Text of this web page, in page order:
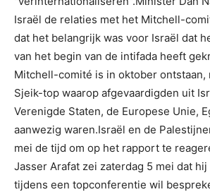
Israël de relaties met het Mitchell-
dat het belangrijk was voor Israël dat
van het begin van de intifada heeft
Mitchell-comité is in oktober ontstaan,
Sjeik-top waarop afgevaardigden uit
Verenigde Staten, de Europese Unie,
aanwezig waren.Israël en de
mei de tijd om op het rapport te
Jasser Arafat zei zaterdag 5 mei dat
tijdens een topconferentie wil